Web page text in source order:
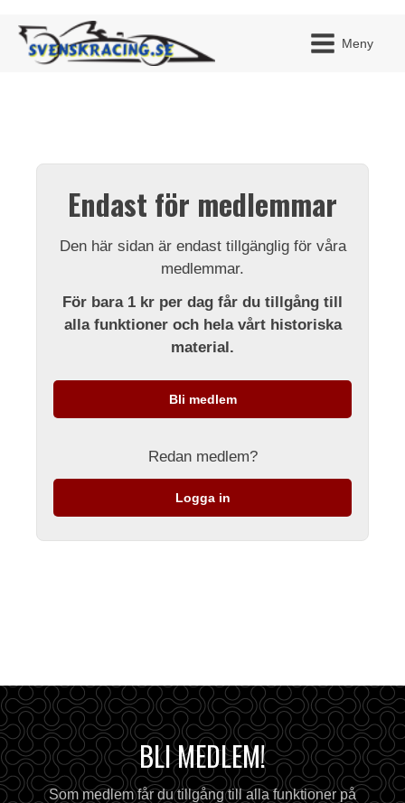
Meny
Endast för medlemmar
Den här sidan är endast tillgänglig för våra
medlemmar.
För bara 1 kr per dag får du tillgång till
alla funktioner och hela vårt historiska
material.
Bli medlem
Redan medlem?
Logga in
BLI MEDLEM!
Som medlem får du tillgång till alla funktioner på